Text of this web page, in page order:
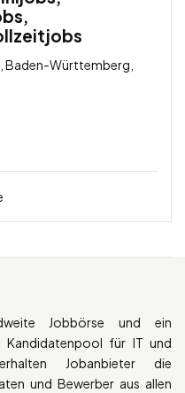
Baden-Württemberg,
Jobbörse und ein
Kandidatenpool für IT und
Jobanbieter die
und Bewerber aus allen